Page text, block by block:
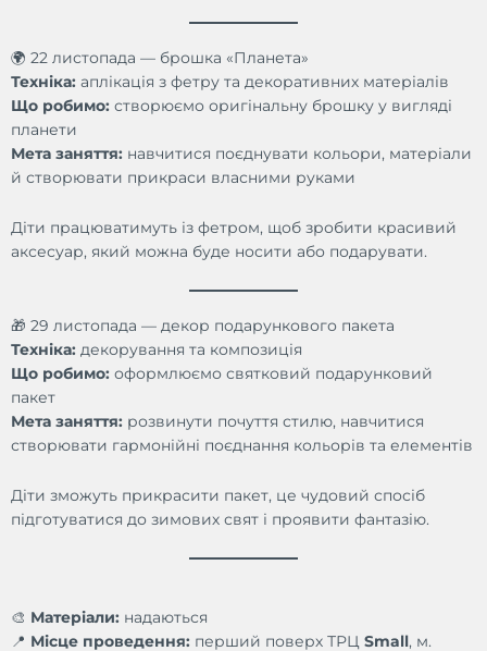
🌍 22 листопада — брошка «Планета»
Техніка: аплікація з фетру та декоративних матеріалів
Що робимо: створюємо оригінальну брошку у вигляді
планети
Мета заняття: навчитися поєднувати кольори, матеріали
й створювати прикраси власними руками
Діти працюватимуть із фетром, щоб зробити красивий
аксесуар, який можна буде носити або подарувати.
🎁 29 листопада — декор подарункового пакета
Техніка: декорування та композиція
Що робимо: оформлюємо святковий подарунковий
пакет
Мета заняття: розвинути почуття стилю, навчитися
створювати гармонійні поєднання кольорів та елементів
Діти зможуть прикрасити пакет, це чудовий спосіб
підготуватися до зимових свят і проявити фантазію.
🎨 Матеріали: надаються
📍 Місце проведення: перший поверх ТРЦ Small, м.